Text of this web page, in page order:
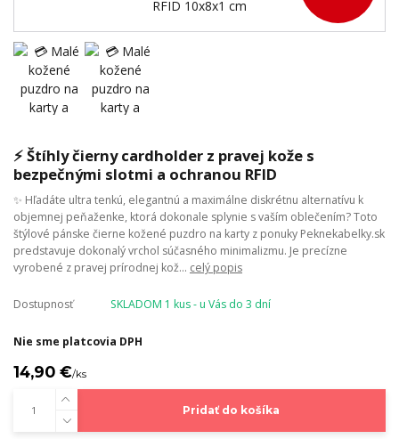
⚡ Štíhly čierny cardholder z pravej kože s
bezpečnými slotmi a ochranou RFID
✨ Hľadáte ultra tenkú, elegantnú a maximálne diskrétnu alternatívu k
objemnej peňaženke, ktorá dokonale splynie s vaším oblečením? Toto
štýlové pánske čierne kožené puzdro na karty z ponuky Peknekabelky.sk
predstavuje dokonalý vrchol súčasného minimalizmu. Je precízne
vyrobené z pravej prírodnej kož... celý popis
Dostupnosť SKLADOM 1 kus - u Vás do 3 dní
Nie sme platcovia DPH
14,90 €/ks
Pridať do košíka